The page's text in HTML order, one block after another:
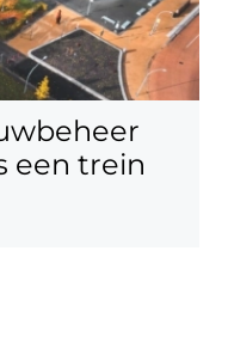
een trein